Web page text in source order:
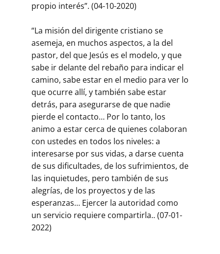
propio interés”. (04-10-2020)
“La misión del dirigente cristiano se
asemeja, en muchos aspectos, a la del
pastor, del que Jesús es el modelo, y que
sabe ir delante del rebaño para indicar el
camino, sabe estar en el medio para ver lo
que ocurre allí, y también sabe estar
detrás, para asegurarse de que nadie
pierde el contacto… Por lo tanto, los
animo a estar cerca de quienes colaboran
con ustedes en todos los niveles: a
interesarse por sus vidas, a darse cuenta
de sus dificultades, de los sufrimientos, de
las inquietudes, pero también de sus
alegrías, de los proyectos y de las
esperanzas… Ejercer la autoridad como
un servicio requiere compartirla.. (07-01-
2022)